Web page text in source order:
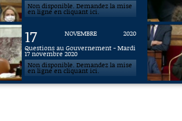
Non disponible. Demandez la mise
en ligne en cliquant ici.
17 NOVEMBRE
2020
Questions au Gouvernement - Mardi
17 novembre 2020
Non disponible. Demandez la mise
en ligne en cliquant ici.